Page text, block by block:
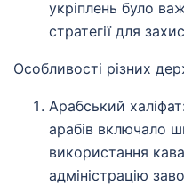
укріплень було
стратегії для
Особливості різних
Арабський
арабів включало
використання
адміністрацію